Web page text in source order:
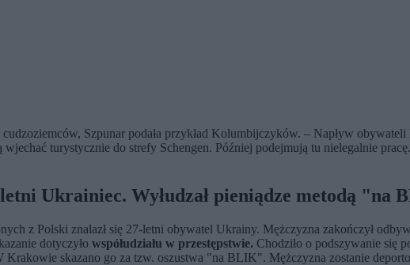
Szpunar podała przykład Kolumbijczyków. – Napływ
wjechać turystycznie do strefy Schengen. Później podejmują tu nielegalnie
Ukrainiec. Wyłudzał pieniądze metodą "na
z Polski znalazł się 27-letni obywatel Ukrainy. Mężczyzna zakończył
dotyczyło współudziału w przestępstwie. Chodziło o podszywanie się
skazano go za tzw. oszustwa "na BLIK". Mężczyzna zostanie